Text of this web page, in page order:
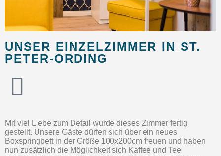
UNSER EINZELZIMMER IN ST.
PETER-ORDING
Mit viel Liebe zum Detail wurde dieses Zimmer fertig
gestellt. Unsere Gäste dürfen sich über ein neues
Boxspringbett in der Größe 100x200cm freuen und haben
nun zusätzlich die Möglichkeit sich Kaffee und Tee